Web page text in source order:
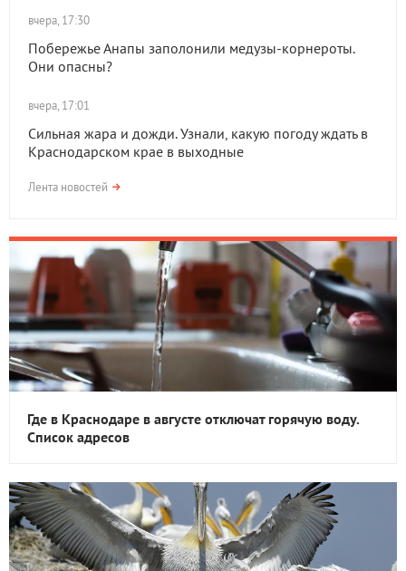
вчера, 17:30
Побережье Анапы заполонили медузы-корнероты.
Они опасны?
вчера, 17:01
Сильная жара и дожди. Узнали, какую погоду ждать в
Краснодарском крае в выходные
Лента новостей
Где в Краснодаре в августе отключат горячую воду.
Список адресов